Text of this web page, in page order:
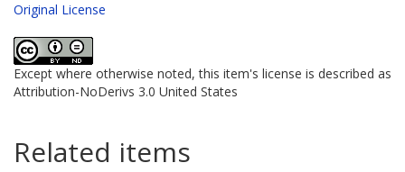
Original License
Except where otherwise noted, this item's license is described as
Attribution-NoDerivs 3.0 United States
Related items